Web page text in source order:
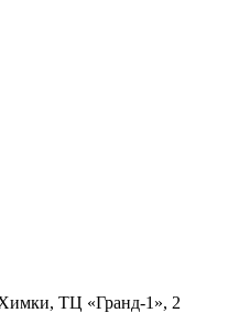
Химки, ТЦ «Гранд-1», 2